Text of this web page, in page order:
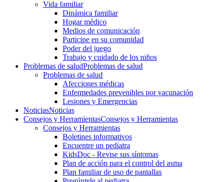
Vida familiar
Dinámica familiar
Hogar médico
Medios de comunicación
Participe en su comunidad
Poder del juego
Trabajo y cuidado de los niños
Problemas de saludProblemas de salud
Problemas de salud
Afecciones médicas
Enfermedades prevenibles por vacunación
Lesiones y Emergencias
NoticiasNoticias
Consejos y HerramientasConsejos y Herramientas
Consejos y Herramientas
Boletines informativos
Encuentre un pediatra
KidsDoc - Revise sus síntomas
Plan de acción para el control del asma
Plan familiar de uso de pantallas